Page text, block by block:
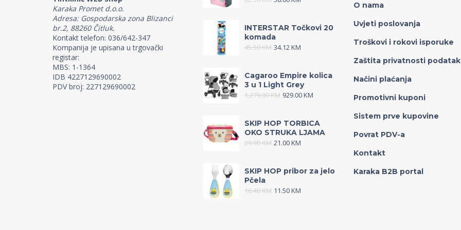
Karaka Promet d.o.o.
Adresa: Gospodarska zona Blizanci
br.2, 88260 Čitluk.
Kontakt telefon: 036/642-347
Kompanija je upisana u trgovački
registar:
MBS: 1-1364
IDB 4227129690002
PDV broj: 227129690002
INTERSTAR Točkovi 20
komada
45.50KM 34.12KM
Cagaroo Empire kolica
3 u 1 Light Grey
1,279.00KM 929.00KM
SKIP HOP TORBICA
OKO STRUKA LJAMA
29.90KM 21.00KM
SKIP HOP pribor za jelo
Pčela
16.40KM 11.50KM
O nama
Uvjeti poslovanja
Troškovi i rokovi isporuke
Zaštita privatnosti
Načini plaćanja
Promotivni kuponi
Sistem prve kupovine
Povrat PDV-a
Kontakt
Karaka B2B portal